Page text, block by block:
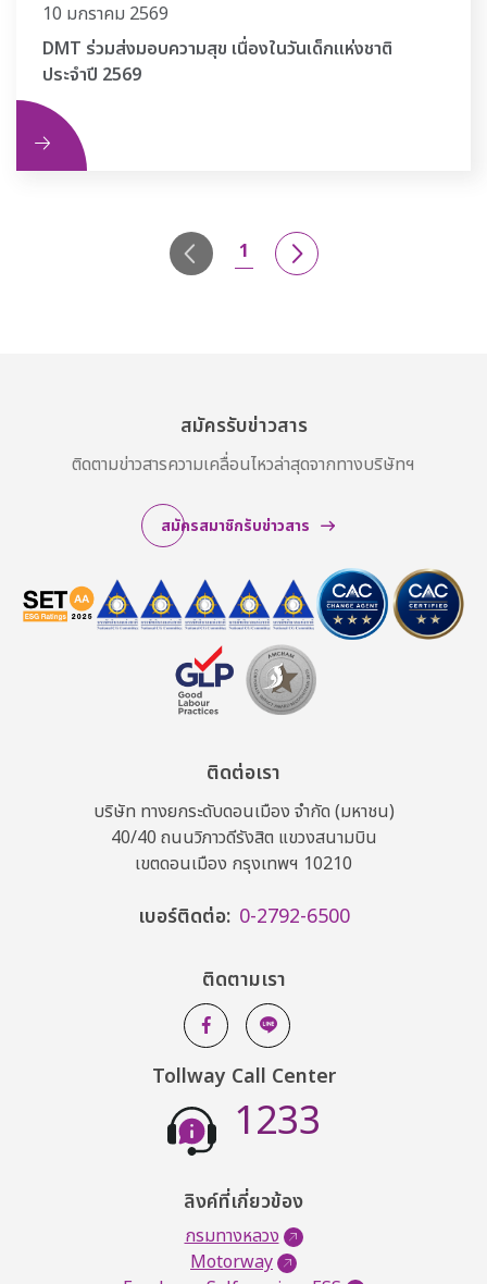
10 มกราคม 2569
DMT ร่วมส่งมอบความสุข เนื่องในวันเด็กแห่งชาติ
ประจำปี 2569
1
สมัครรับข่าวสาร
ติดตามข่าวสารความเคลื่อนไหวล่าสุดจากทางบริษัทฯ
สมัครสมาชิกรับข่าวสาร
ติดต่อเรา
บริษัท ทางยกระดับดอนเมือง จำกัด (มหาชน)
40/40 ถนนวิภาวดีรังสิต แขวงสนามบิน
เขตดอนเมือง กรุงเทพฯ 10210
เบอร์ติดต่อ: 0-2792-6500
ติดตามเรา
Tollway Call Center
1233
ลิงค์ที่เกี่ยวข้อง
กรมทางหลวง
Motorway